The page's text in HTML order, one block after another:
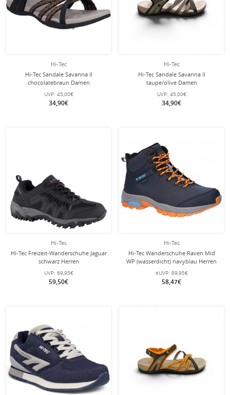
Hi-Tec
Hi-Tec Sandale Savanna II
chocolatebraun Damen
UVP: 45,00€
34,90€
Hi-Tec
Hi-Tec Sandale Savanna II
taupe/olive Damen
UVP: 45,00€
34,90€
Hi-Tec
Hi-Tec Freizeit-Wanderschuhe Jaguar
schwarz Herren
UVP: 69,95€
59,50€
Hi-Tec
Hi-Tec Wanderschuhe Raven Mid
WP (wasserdicht) navyblau Herren
eUVP: 89,95€
58,47€